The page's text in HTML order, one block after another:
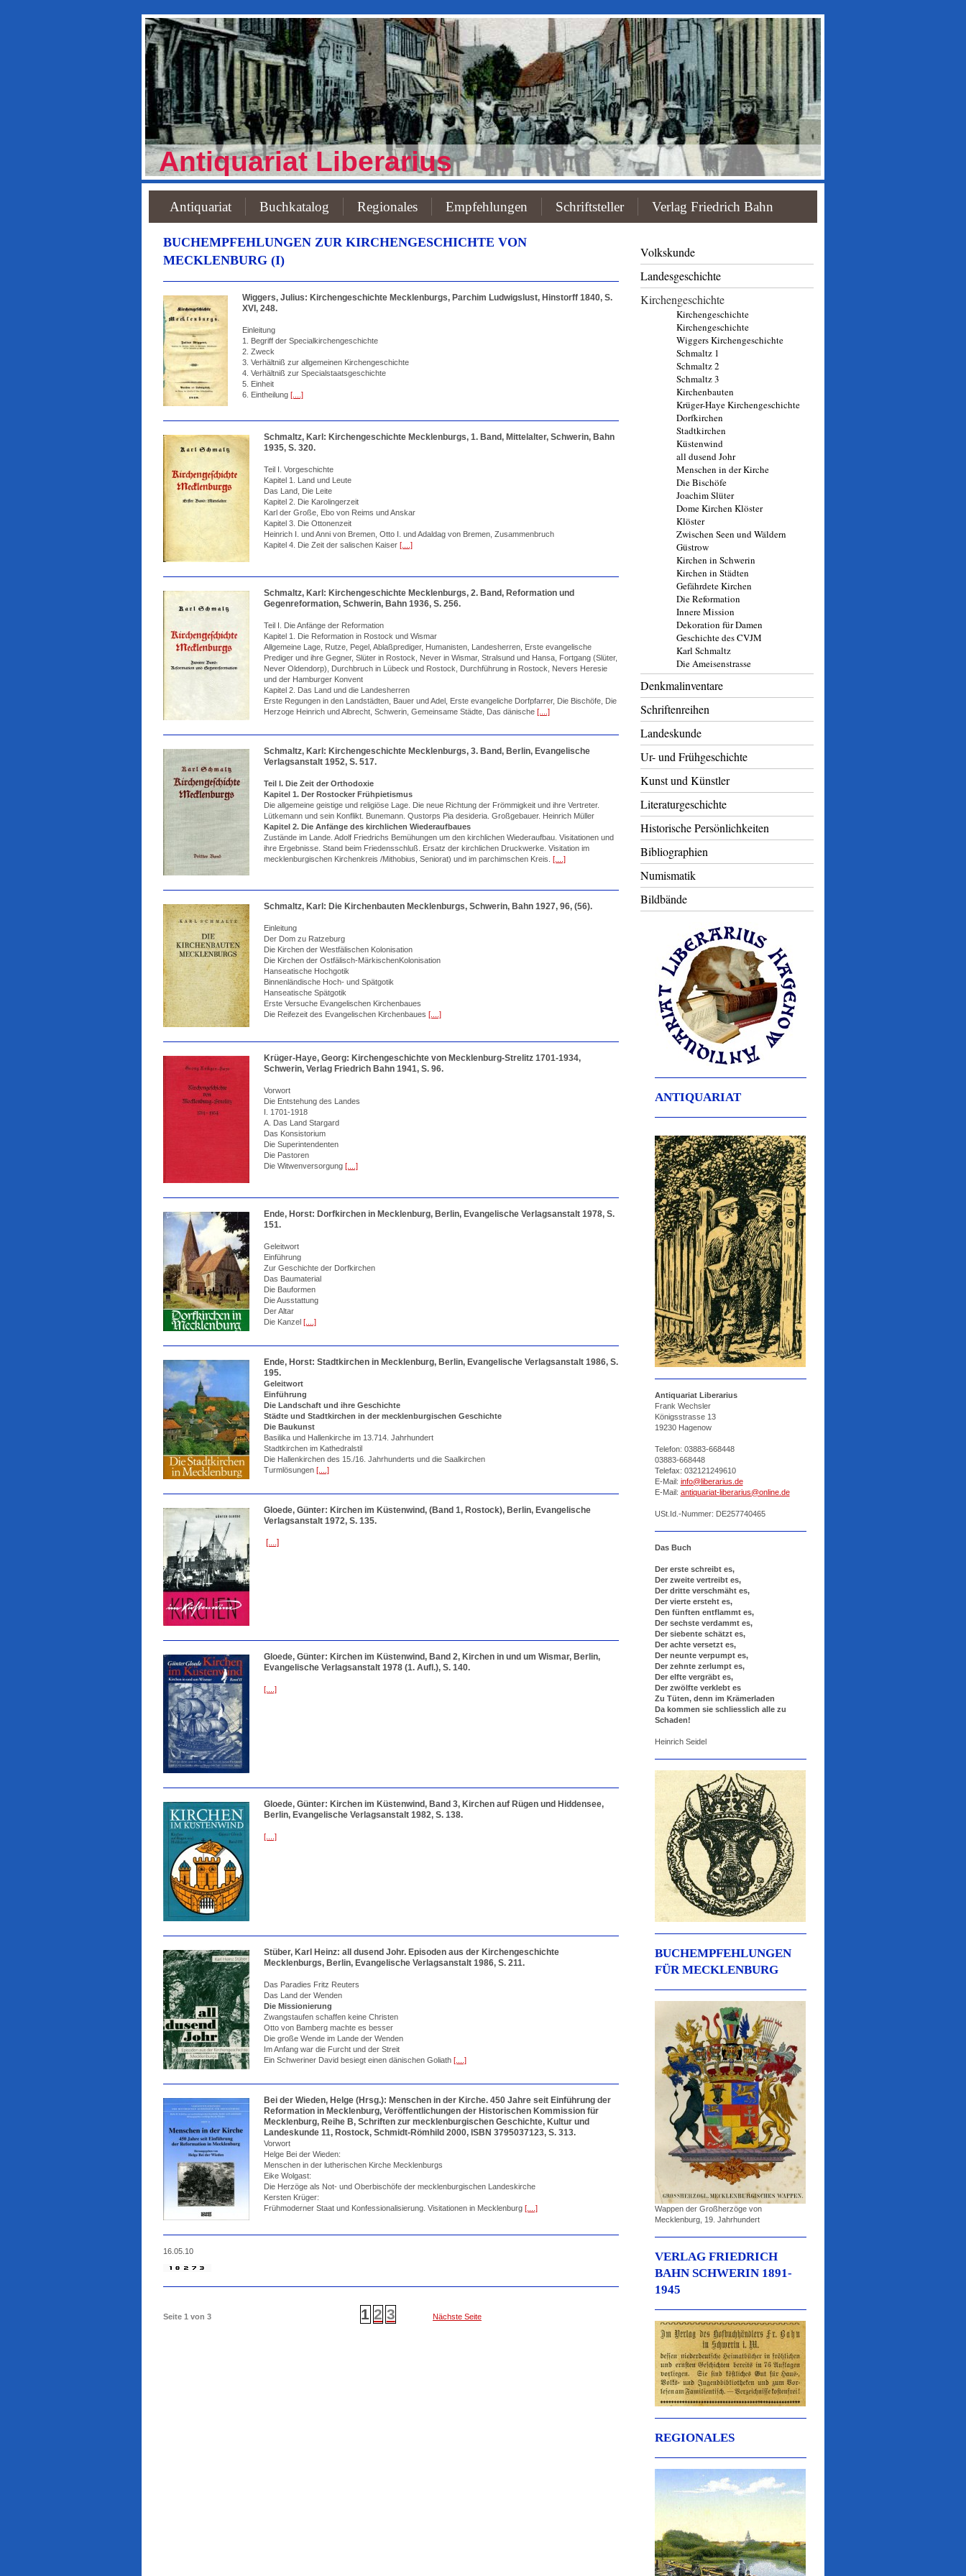
Antiquariat Liberarius
Antiquariat Buchkatalog Regionales Empfehlungen Schriftsteller Verlag Friedrich Bahn
BUCHEMPFEHLUNGEN ZUR KIRCHENGESCHICHTE VON
MECKLENBURG (I)
Wiggers, Julius: Kirchengeschichte Mecklenburgs, Parchim Ludwigslust, Hinstorff 1840, S.
XVI, 248.
Einleitung
1. Begriff der Specialkirchengeschichte
2. Zweck
3. Verhältniß zur allgemeinen Kirchengeschichte
4. Verhältniß zur Specialstaatsgeschichte
5. Einheit
6. Eintheilung [....]
Schmaltz, Karl: Kirchengeschichte Mecklenburgs, 1. Band, Mittelalter, Schwerin, Bahn
1935, S. 320.
Teil I. Vorgeschichte
Kapitel 1. Land und Leute
Das Land, Die Leite
Kapitel 2. Die Karolingerzeit
Karl der Große, Ebo von Reims und Anskar
Kapitel 3. Die Ottonenzeit
Heinrich I. und Anni von Bremen, Otto I. und Adaldag von Bremen, Zusammenbruch
Kapitel 4. Die Zeit der salischen Kaiser [....]
Schmaltz, Karl: Kirchengeschichte Mecklenburgs, 2. Band, Reformation und
Gegenreformation, Schwerin, Bahn 1936, S. 256.
Teil I. Die Anfänge der Reformation
Kapitel 1. Die Reformation in Rostock und Wismar
Allgemeine Lage, Rutze, Pegel, Ablaßprediger, Humanisten, Landesherren, Erste evangelische
Prediger und ihre Gegner, Slüter in Rostock, Never in Wismar, Stralsund und Hansa, Fortgang (Slüter,
Never Oldendorp), Durchbruch in Lübeck und Rostock, Durchführung in Rostock, Nevers Heresie
und der Hamburger Konvent
Kapitel 2. Das Land und die Landesherren
Erste Regungen in den Landstädten, Bauer und Adel, Erste evangeliche Dorfpfarrer, Die Bischöfe, Die
Herzoge Heinrich und Albrecht, Schwerin, Gemeinsame Städte, Das dänische [....]
Schmaltz, Karl: Kirchengeschichte Mecklenburgs, 3. Band, Berlin, Evangelische
Verlagsanstalt 1952, S. 517.
Teil I. Die Zeit der Orthodoxie
Kapitel 1. Der Rostocker Frühpietismus
Die allgemeine geistige und religiöse Lage. Die neue Richtung der Frömmigkeit und ihre Vertreter.
Lütkemann und sein Konflikt. Bunemann. Qustorps Pia desideria. Großgebauer. Heinrich Müller
Kapitel 2. Die Anfänge des kirchlichen Wiederaufbaues
Zustände im Lande. Adolf Friedrichs Bemühungen um den kirchlichen Wiederaufbau. Visitationen und
ihre Ergebnisse. Stand beim Friedensschluß. Ersatz der kirchlichen Druckwerke. Visitation im
mecklenburgischen Kirchenkreis /Mithobius, Seniorat) und im parchimschen Kreis. [....]
Schmaltz, Karl: Die Kirchenbauten Mecklenburgs, Schwerin, Bahn 1927, 96, (56).
Einleitung
Der Dom zu Ratzeburg
Die Kirchen der Westfälischen Kolonisation
Die Kirchen der Ostfälisch-MärkischenKolonisation
Hanseatische Hochgotik
Binnenländische Hoch- und Spätgotik
Hanseatische Spätgotik
Erste Versuche Evangelischen Kirchenbaues
Die Reifezeit des Evangelischen Kirchenbaues [....]
Krüger-Haye, Georg: Kirchengeschichte von Mecklenburg-Strelitz 1701-1934,
Schwerin, Verlag Friedrich Bahn 1941, S. 96.
Vorwort
Die Entstehung des Landes
I. 1701-1918
A. Das Land Stargard
Das Konsistorium
Die Superintendenten
Die Pastoren
Die Witwenversorgung [....]
Ende, Horst: Dorfkirchen in Mecklenburg, Berlin, Evangelische Verlagsanstalt 1978, S.
151.
Geleitwort
Einführung
Zur Geschichte der Dorfkirchen
Das Baumaterial
Die Bauformen
Die Ausstattung
Der Altar
Die Kanzel [....]
Ende, Horst: Stadtkirchen in Mecklenburg, Berlin, Evangelische Verlagsanstalt 1986, S.
195.
Geleitwort
Einführung
Die Landschaft und ihre Geschichte
Städte und Stadtkirchen in der mecklenburgischen Geschichte
Die Baukunst
Basilika und Hallenkirche im 13.714. Jahrhundert
Stadtkirchen im Kathedralstil
Die Hallenkirchen des 15./16. Jahrhunderts und die Saalkirchen
Turmlösungen [....]
Gloede, Günter: Kirchen im Küstenwind, (Band 1, Rostock), Berlin, Evangelische
Verlagsanstalt 1972, S. 135.
[....]
Gloede, Günter: Kirchen im Küstenwind, Band 2, Kirchen in und um Wismar, Berlin,
Evangelische Verlagsanstalt 1978 (1. Aufl.), S. 140.
[....]
Gloede, Günter: Kirchen im Küstenwind, Band 3, Kirchen auf Rügen und Hiddensee,
Berlin, Evangelische Verlagsanstalt 1982, S. 138.
[....]
Stüber, Karl Heinz: all dusend Johr. Episoden aus der Kirchengeschichte
Mecklenburgs, Berlin, Evangelische Verlagsanstalt 1986, S. 211.
Das Paradies Fritz Reuters
Das Land der Wenden
Die Missionierung
Zwangstaufen schaffen keine Christen
Otto von Bamberg machte es besser
Die große Wende im Lande der Wenden
Im Anfang war die Furcht und der Streit
Ein Schweriner David besiegt einen dänischen Goliath [....]
Bei der Wieden, Helge (Hrsg.): Menschen in der Kirche. 450 Jahre seit Einführung der
Reformation in Mecklenburg, Veröffentlichungen der Historischen Kommission für
Mecklenburg, Reihe B, Schriften zur mecklenburgischen Geschichte, Kultur und
Landeskunde 11, Rostock, Schmidt-Römhild 2000, ISBN 3795037123, S. 313.
Vorwort
Helge Bei der Wieden:
Menschen in der lutherischen Kirche Mecklenburgs
Eike Wolgast:
Die Herzöge als Not- und Oberbischöfe der mecklenburgischen Landeskirche
Kersten Krüger:
Frühmoderner Staat und Konfessionalisierung. Visitationen in Mecklenburg [....]
16.05.10
Seite 1 von 3 1 2 3 Nächste Seite
Volkskunde
Landesgeschichte
Kirchengeschichte
Kirchengeschichte
Kirchengeschichte
Wiggers Kirchengeschichte
Schmaltz 1
Schmaltz 2
Schmaltz 3
Kirchenbauten
Krüger-Haye Kirchengeschichte
Dorfkirchen
Stadtkirchen
Küstenwind
all dusend Johr
Menschen in der Kirche
Die Bischöfe
Joachim Slüter
Dome Kirchen Klöster
Klöster
Zwischen Seen und Wäldern
Güstrow
Kirchen in Schwerin
Kirchen in Städten
Gefährdete Kirchen
Die Reformation
Innere Mission
Dekoration für Damen
Geschichte des CVJM
Karl Schmaltz
Die Ameisenstrasse
Denkmalinventare
Schriftenreihen
Landeskunde
Ur- und Frühgeschichte
Kunst und Künstler
Literaturgeschichte
Historische Persönlichkeiten
Bibliographien
Numismatik
Bildbände
ANTIQUARIAT
Antiquariat Liberarius
Frank Wechsler
Königsstrasse 13
19230 Hagenow
Telefon: 03883-668448
03883-668448
Telefax: 032121249610
E-Mail: info@liberarius.de
E-Mail: antiquariat-liberarius@online.de
USt.Id.-Nummer: DE257740465
Das Buch
Der erste schreibt es,
Der zweite vertreibt es,
Der dritte verschmäht es,
Der vierte ersteht es,
Den fünften entflammt es,
Der sechste verdammt es,
Der siebente schätzt es,
Der achte versetzt es,
Der neunte verpumpt es,
Der zehnte zerlumpt es,
Der elfte vergräbt es,
Der zwölfte verklebt es
Zu Tüten, denn im Krämerladen
Da kommen sie schliesslich alle zu
Schaden!
Heinrich Seidel
BUCHEMPFEHLUNGEN
FÜR MECKLENBURG
Wappen der Großherzöge von
Mecklenburg, 19. Jahrhundert
VERLAG FRIEDRICH
BAHN SCHWERIN 1891-
1945
REGIONALES